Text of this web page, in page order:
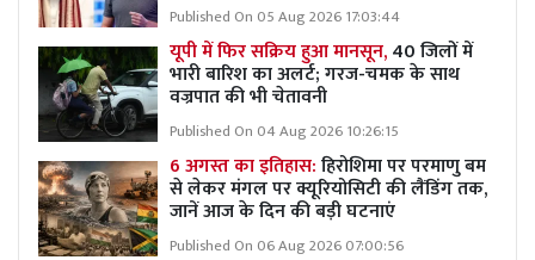
Published On 05 Aug 2026 17:03:44
यूपी में फिर सक्रिय हुआ मानसून,40 जिलों में
भारी बारिश का अलर्ट; गरज-चमक के साथ
वज्रपात की भी चेतावनी
Published On 04 Aug 2026 10:26:15
6 अगस्त का इतिहास:हिरोशिमा पर परमाणु बम
से लेकर मंगल पर क्यूरियोसिटी की लैंडिंग तक,
जानें आज के दिन की बड़ी घटनाएं
Published On 06 Aug 2026 07:00:56